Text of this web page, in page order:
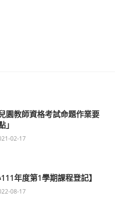
園教師資格考試命題作業要
」
02-17
年度第1學期課程登記】
08-17